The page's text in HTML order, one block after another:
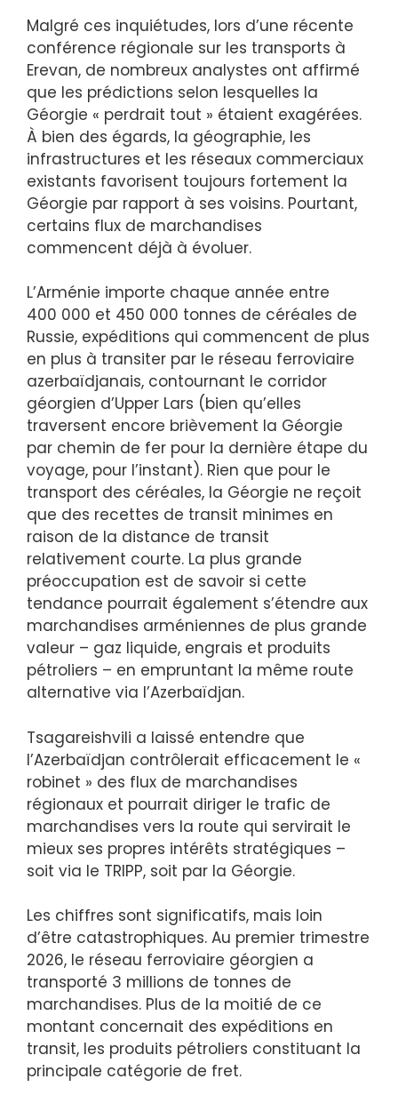
Malgré ces inquiétudes, lors d’une récente
conférence régionale sur les transports à
Erevan, de nombreux analystes ont affirmé
que les prédictions selon lesquelles la
Géorgie « perdrait tout » étaient exagérées.
À bien des égards, la géographie, les
infrastructures et les réseaux commerciaux
existants favorisent toujours fortement la
Géorgie par rapport à ses voisins. Pourtant,
certains flux de marchandises
commencent déjà à évoluer.
L’Arménie importe chaque année entre
400 000 et 450 000 tonnes de céréales de
Russie, expéditions qui commencent de plus
en plus à transiter par le réseau ferroviaire
azerbaïdjanais, contournant le corridor
géorgien d’Upper Lars (bien qu’elles
traversent encore brièvement la Géorgie
par chemin de fer pour la dernière étape du
voyage, pour l’instant). Rien que pour le
transport des céréales, la Géorgie ne reçoit
que des recettes de transit minimes en
raison de la distance de transit
relativement courte. La plus grande
préoccupation est de savoir si cette
tendance pourrait également s’étendre aux
marchandises arméniennes de plus grande
valeur – gaz liquide, engrais et produits
pétroliers – en empruntant la même route
alternative via l’Azerbaïdjan.
Tsagareishvili a laissé entendre que
l’Azerbaïdjan contrôlerait efficacement le «
robinet » des flux de marchandises
régionaux et pourrait diriger le trafic de
marchandises vers la route qui servirait le
mieux ses propres intérêts stratégiques –
soit via le TRIPP, soit par la Géorgie.
Les chiffres sont significatifs, mais loin
d’être catastrophiques. Au premier trimestre
2026, le réseau ferroviaire géorgien a
transporté 3 millions de tonnes de
marchandises. Plus de la moitié de ce
montant concernait des expéditions en
transit, les produits pétroliers constituant la
principale catégorie de fret.